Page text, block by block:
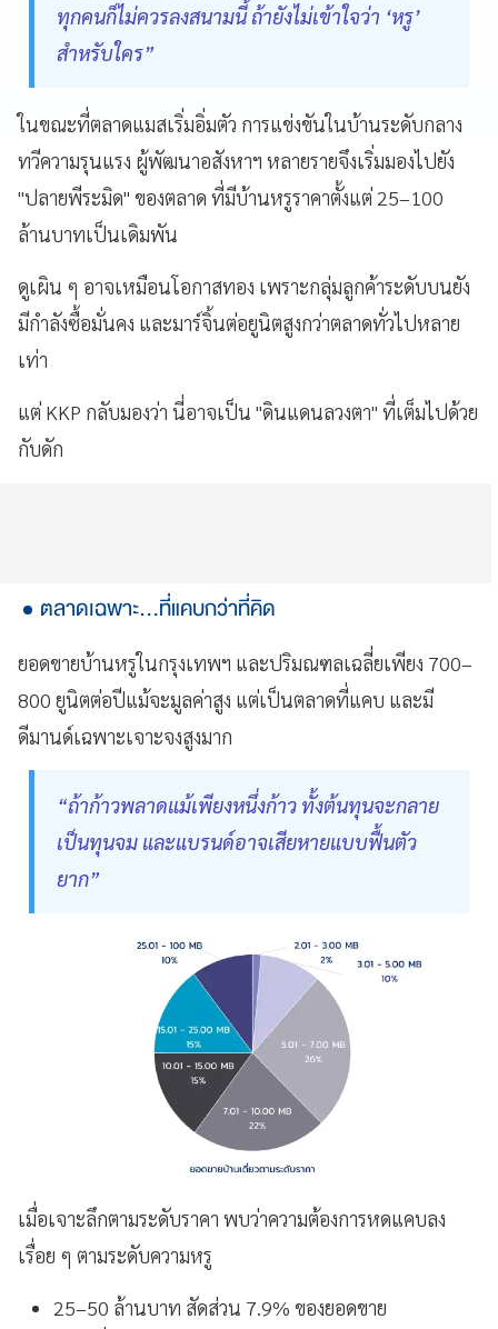
ทุกคนก็ไม่ควรลงสนามนี้ ถ้ายังไม่เข้าใจว่า ‘หรู’
สำหรับใคร”
ในขณะที่ตลาดแมสเริ่มอิ่มตัว การแข่งขันในบ้านระดับกลาง
ทวีความรุนแรง ผู้พัฒนาอสังหาฯ หลายรายจึงเริ่มมองไปยัง
"ปลายพีระมิด" ของตลาด ที่มีบ้านหรูราคาตั้งแต่ 25–100
ล้านบาทเป็นเดิมพัน
ดูเผิน ๆ อาจเหมือนโอกาสทอง เพราะกลุ่มลูกค้าระดับบนยัง
มีกำลังซื้อมั่นคง และมาร์จิ้นต่อยูนิตสูงกว่าตลาดทั่วไปหลาย
เท่า
แต่ KKP กลับมองว่า นี่อาจเป็น "ดินแดนลวงตา" ที่เต็มไปด้วย
กับดัก
ตลาดเฉพาะ...ที่แคบกว่าที่คิด
ยอดขายบ้านหรูในกรุงเทพฯ และปริมณฑลเฉลี่ยเพียง 700–
800 ยูนิตต่อปีแม้จะมูลค่าสูง แต่เป็นตลาดที่แคบ และมี
ดีมานด์เฉพาะเจาะจงสูงมาก
“ถ้าก้าวพลาดแม้เพียงหนึ่งก้าว ทั้งต้นทุนจะกลาย
เป็นทุนจม และแบรนด์อาจเสียหายแบบฟื้นตัว
ยาก”
เมื่อเจาะลึกตามระดับราคา พบว่าความต้องการหดแคบลง
เรื่อย ๆ ตามระดับความหรู
25–50 ล้านบาท สัดส่วน 7.9% ของยอดขาย